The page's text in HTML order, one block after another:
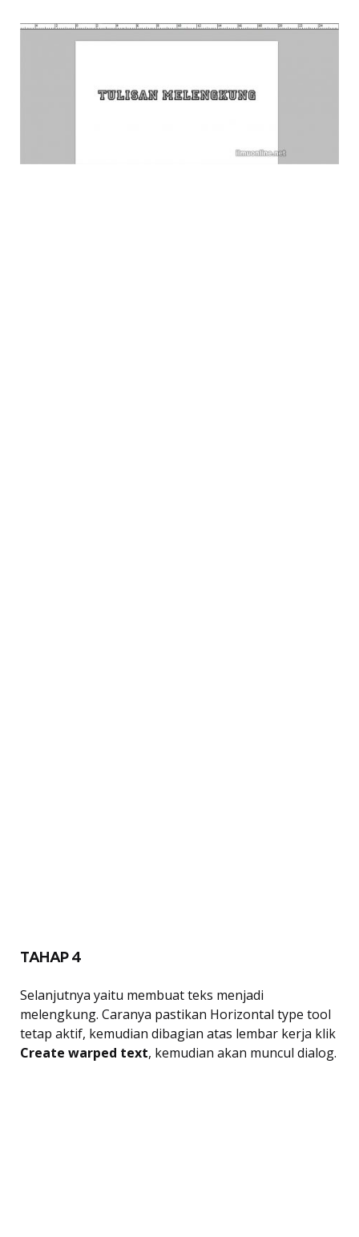
TAHAP 4
Selanjutnya yaitu membuat teks menjadi
melengkung. Caranya pastikan Horizontal type tool
tetap aktif, kemudian dibagian atas lembar kerja klik
Create warped text, kemudian akan muncul dialog.